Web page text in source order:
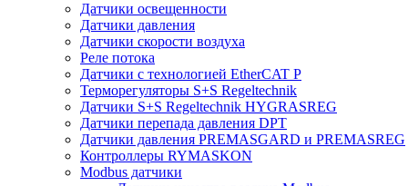
Датчики освещенности
Датчики давления
Датчики скорости воздуха
Реле потока
Датчики с технологией EtherCAT P
Терморегуляторы S+S Regeltechnik
Датчики S+S Regeltechnik HYGRASREG
Датчики перепада давления DPT
Датчики давления PREMASGARD и PREMASREG
Контроллеры RYMASKON
Modbus датчики